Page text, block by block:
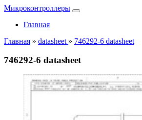
Микроконтроллеры
Главная
Главная » datasheet » 746292-6 datasheet
746292-6 datasheet